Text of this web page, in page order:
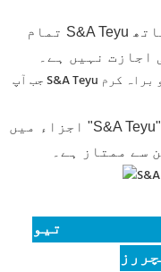
تمام S&A Teyu واٹر چلرز ڈیزائن پیٹنٹ کے ساتھ
نہیں ہے۔
جب آپ S&A Teyu واٹر چلرز خریدتے ہیں تو براہ کرم S&A Teyu لوگو
اجزاء میں "S&A Teyu" برانڈ کا لوگو ہوتا ہے۔ یہ ایک
سے ممتاز ہے۔
تیو (S&A Teyu) کو منتخب کرنے والے 3,000 سے